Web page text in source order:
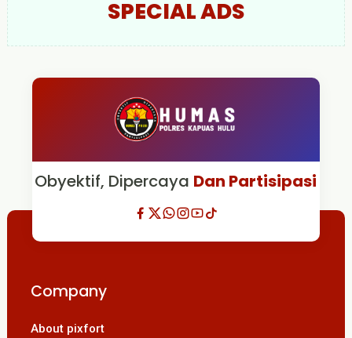
SPECIAL ADS
Obyektif, Dipercaya Dan Partisipasi
Company
About pixfort